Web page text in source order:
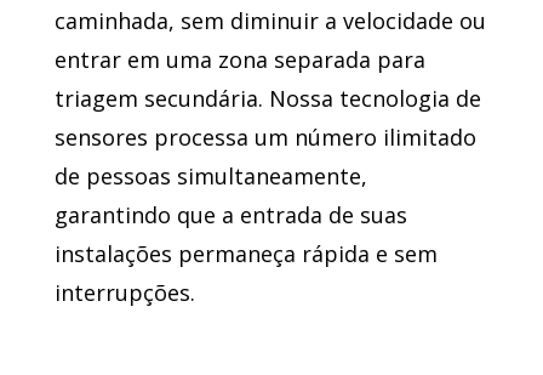
caminhada, sem diminuir a velocidade ou
entrar em uma zona separada para
triagem secundária. Nossa tecnologia de
sensores processa um número ilimitado
de pessoas simultaneamente,
garantindo que a entrada de suas
instalações permaneça rápida e sem
interrupções.